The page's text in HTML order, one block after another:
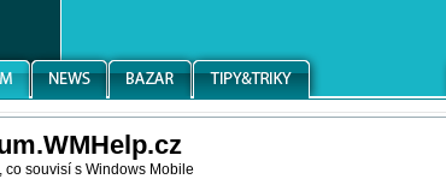
co souvisí s Windows Mobile